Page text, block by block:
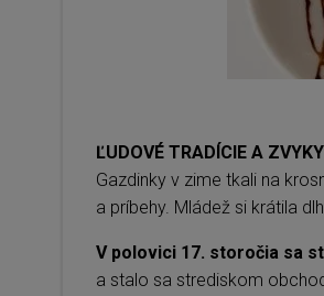
ĽUDOVÉ TRADÍCIE A ZVYKY
Gazdinky v zime tkali na
a príbehy. Mládež si krátila
V polovici 17. storočia sa
a stalo sa strediskom